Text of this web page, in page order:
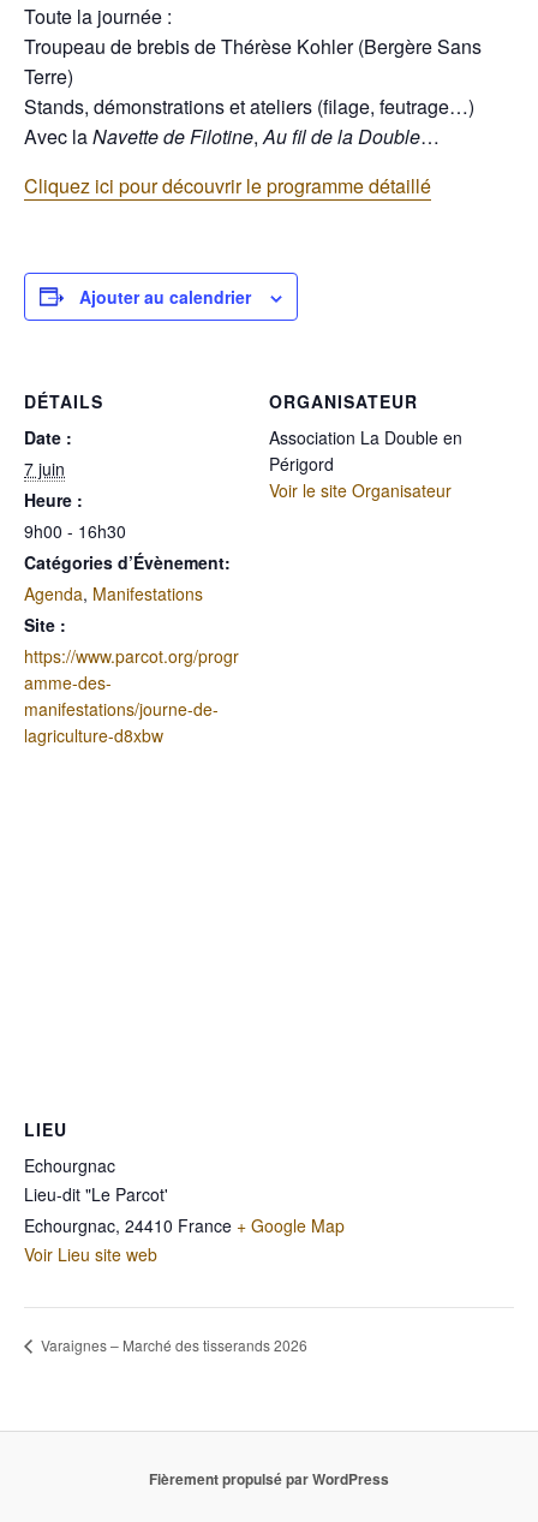
Toute la journée :
Troupeau de brebis de Thérèse Kohler (Bergère Sans
Terre)
Stands, démonstrations et ateliers (filage, feutrage…)
Avec laNavette de Filotine, Au fil de la Double…
Cliquez ici pour découvrir le programme détaillé
Ajouter au calendrier
DÉTAILS
Date :
7 juin
Heure :
9h00 - 16h30
Catégories d’Évènement:
Agenda, Manifestations
Site :
https://www.parcot.org/progr
amme-des-
manifestations/journe-de-
lagriculture-d8xbw
ORGANISATEUR
Association La Double en
Périgord
Voir le site Organisateur
LIEU
Echourgnac
Lieu-dit "Le Parcot'
Echourgnac, 24410 France + Google Map
Voir Lieu site web
Varaignes – Marché des tisserands 2026
Fièrement propulsé par WordPress